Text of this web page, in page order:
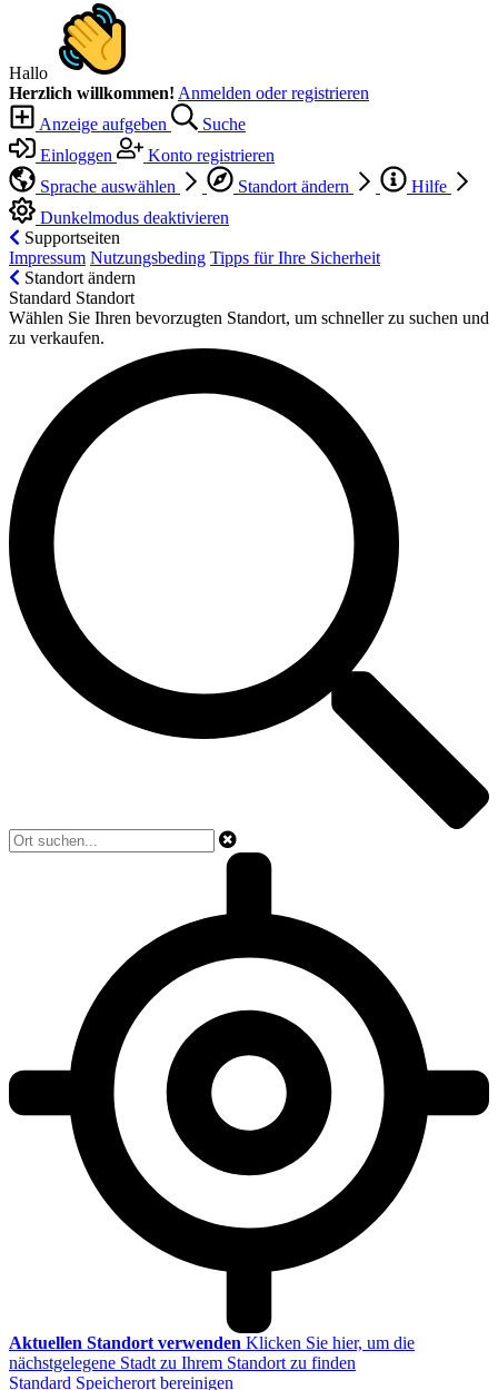
Hallo
Herzlich willkommen! Anmelden oder registrieren
Anzeige aufgeben
Suche
Einloggen
Konto registrieren
Sprache auswählen
Standort ändern
Hilfe
Dunkelmodus deaktivieren
Supportseiten
Impressum Nutzungsbeding Tipps für Ihre Sicherheit
Standort ändern
Standard Standort
Wählen Sie Ihren bevorzugten Standort, um schneller zu suchen und
zu verkaufen.
Aktuellen Standort verwenden Klicken Sie hier, um die
nächstgelegene Stadt zu Ihrem Standort zu finden
Standard Speicherort bereinigen